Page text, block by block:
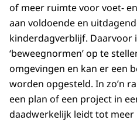
of meer ruimte voor voet-
aan voldoende en
kinderdagverblijf. Daarvoor
‘beweegnormen’ op te
omgevingen en kan er een
worden opgesteld. In zo’n
een plan of een project in
daadwerkelijk leidt tot meer